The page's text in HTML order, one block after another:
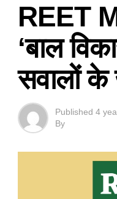
REET
‘बाल
सवालों के
Published 4
By